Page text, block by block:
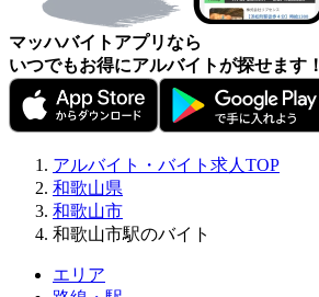
マッハバイトアプリなら
いつでもお得にアルバイトが探せます！
アルバイト・バイト求人TOP
和歌山県
和歌山市
和歌山市駅のバイト
エリア